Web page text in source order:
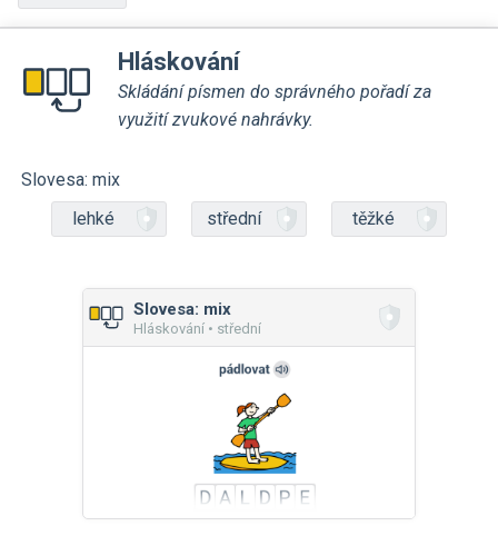
Hláskování
Skládání písmen do správného pořadí za
využití zvukové nahrávky.
Slovesa: mix
lehké
střední těžké
Slovesa: mix
Hláskování • střední